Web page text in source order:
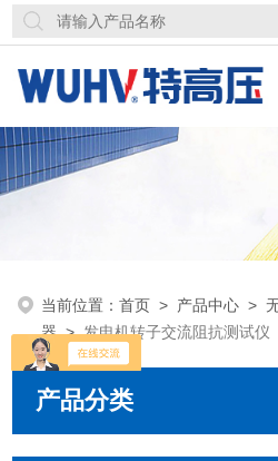
当前位置：首页 > 产品中心 >
器>发电机转子交流阻抗测试仪
产品分类